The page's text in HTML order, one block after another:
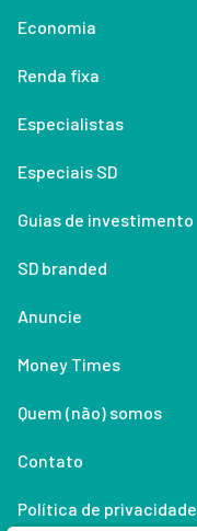
Economia
Renda fixa
Especialistas
Especiais SD
Guias de investimento
SD branded
Anuncie
Money Times
Quem (não) somos
Contato
Política de privacidade